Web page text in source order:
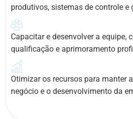
produtivos, sistemas de controle e
Capacitar e desenvolver a equipe,
qualificação e aprimoramento
Otimizar os recursos para manter
negócio e o desenvolvimento da